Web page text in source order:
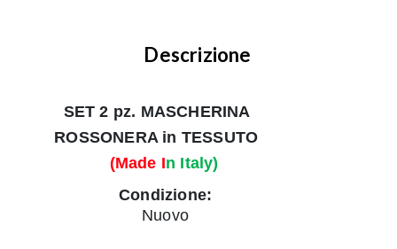
Descrizione
SET 2 pz. MASCHERINA
ROSSONERA in TESSUTO
(Made In Italy)
Condizione:
Nuovo